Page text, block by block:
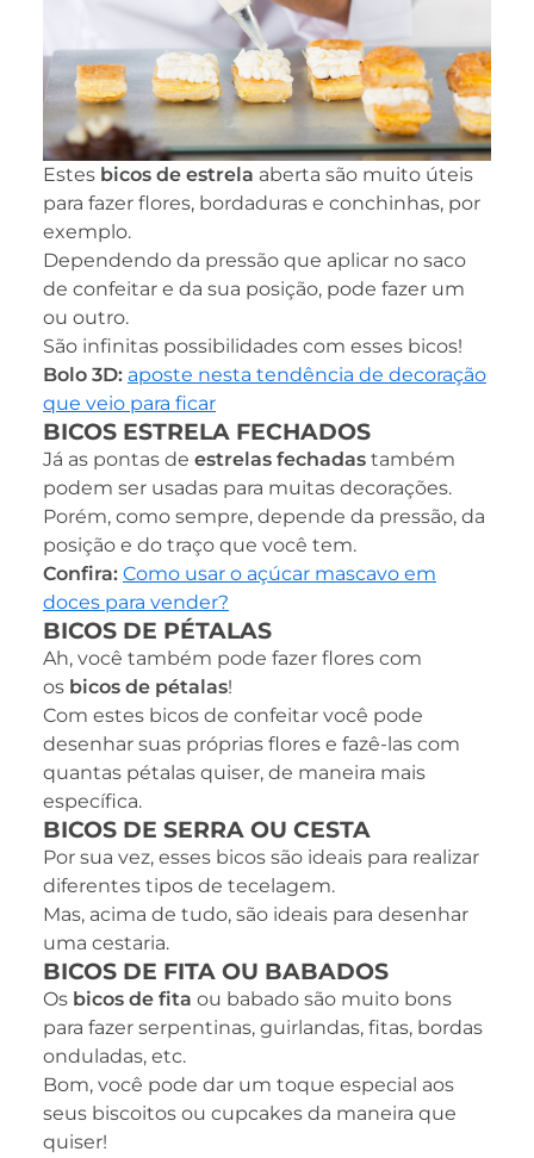
Estes bicos de estrela aberta são muito úteis
para fazer flores, bordaduras e conchinhas, por
exemplo.
Dependendo da pressão que aplicar no saco
de confeitar e da sua posição, pode fazer um
ou outro.
São infinitas possibilidades com esses bicos!
Bolo 3D: aposte nesta tendência de decoração
que veio para ficar
BICOS ESTRELA FECHADOS
Já as pontas de estrelas fechadas também
podem ser usadas para muitas decorações.
Porém, como sempre, depende da pressão, da
posição e do traço que você tem.
Confira: Como usar o açúcar mascavo em
doces para vender?
BICOS DE PÉTALAS
Ah, você também pode fazer flores com
os bicos de pétalas!
Com estes bicos de confeitar você pode
desenhar suas próprias flores e fazê-las com
quantas pétalas quiser, de maneira mais
específica.
BICOS DE SERRA OU CESTA
Por sua vez, esses bicos são ideais para realizar
diferentes tipos de tecelagem.
Mas, acima de tudo, são ideais para desenhar
uma cestaria.
BICOS DE FITA OU BABADOS
Os bicos de fita ou babado são muito bons
para fazer serpentinas, guirlandas, fitas, bordas
onduladas, etc.
Bom, você pode dar um toque especial aos
seus biscoitos ou cupcakes da maneira que
quiser!